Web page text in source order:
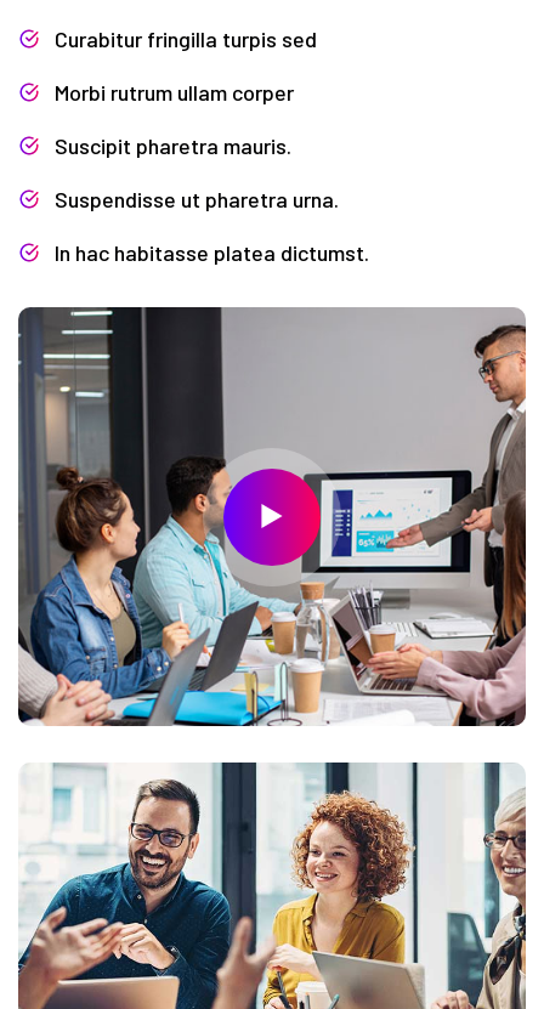
Curabitur fringilla turpis sed
Morbi rutrum ullam corper
Suscipit pharetra mauris.
Suspendisse ut pharetra urna.
In hac habitasse platea dictumst.